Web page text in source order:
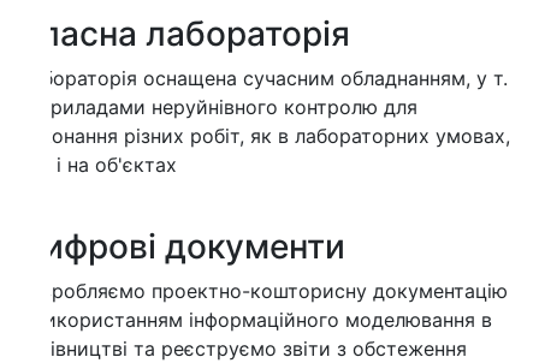
лабораторія
оснащена сучасним обладнанням, у т.
неруйнівного контролю для
різних робіт, як в лабораторних умовах,
і на об'єктах
документи
проектно-кошторисну документацію
інформаційного моделювання в
та реєструємо звіти з обстеження